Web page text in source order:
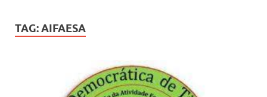
TAG:AIFAESA